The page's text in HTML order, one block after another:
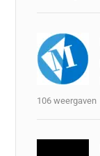
106 weergaven